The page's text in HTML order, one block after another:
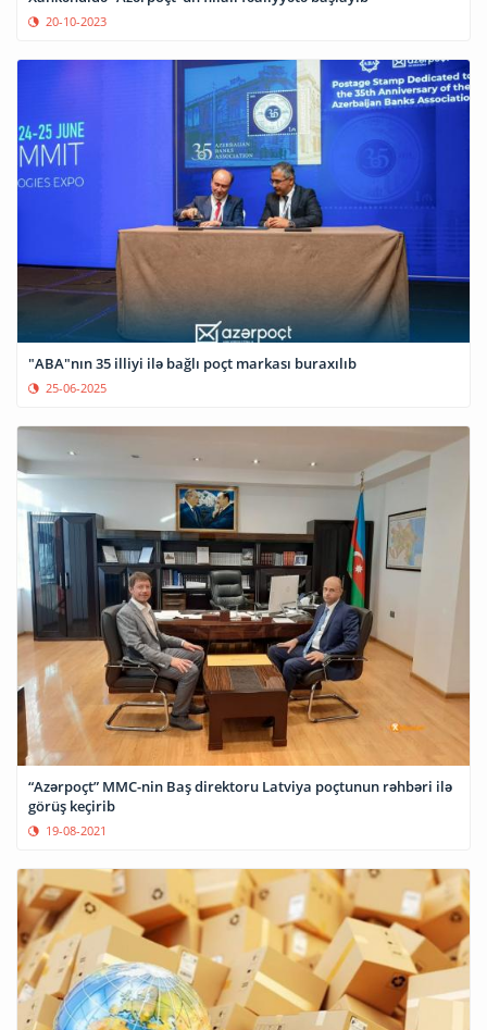
20-10-2023
"ABA"nın 35 illiyi ilə bağlı poçt markası buraxılıb
25-06-2025
“Azərpoçt” MMC-nin Baş direktoru Latviya poçtunun rəhbəri ilə
görüş keçirib
19-08-2021